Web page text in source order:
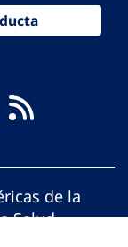
de la
Salud